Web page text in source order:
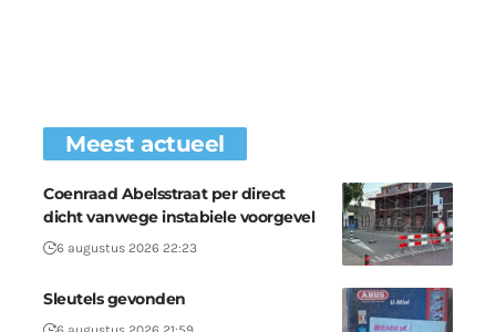
Meest actueel
Coenraad Abelsstraat per direct
dicht vanwege instabiele voorgevel
6 augustus 2026 22:23
Sleutels gevonden